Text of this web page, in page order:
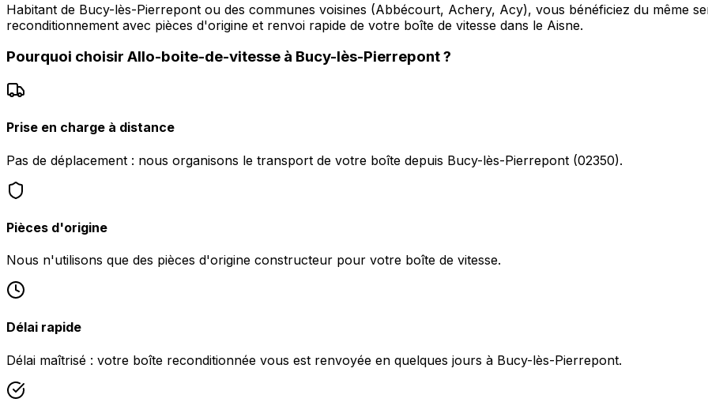
Habitant de Bucy-lès-Pierrepont ou des communes voisines (Abbécourt, Achery, Acy), vous bénéficiez du même
reconditionnement avec pièces d'origine et renvoi rapide de votre boîte de vitesse dans le Aisne.
Pourquoi choisir Allo-boite-de-vitesse à Bucy-lès-Pierrepont?
Prise en charge à distance
Pas de déplacement : nous organisons le transport de votre boîte depuis Bucy-lès-Pierrepont (02350).
Pièces d'origine
Nous n'utilisons que des pièces d'origine constructeur pour votre boîte de vitesse.
Délai rapide
Délai maîtrisé : votre boîte reconditionnée vous est renvoyée en quelques jours à Bucy-lès-Pierrepont.